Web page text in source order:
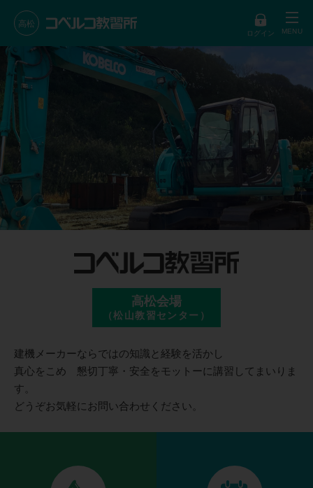
高松
ログイン
高松会場
（松山教習センター）
建機メーカーならではの知識と経験を活かし
真心をこめ 懇切丁寧・安全をモットーに講習してまいりま
す。
どうぞお気軽にお問い合わせください。